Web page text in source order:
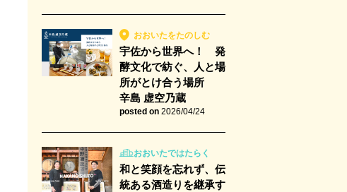
おおいたをたのしむ
宇佐から世界へ！ 発
酵文化で紡ぐ、人と場
所がとけ合う場所
辛島 虚空乃蔵
posted on 2026/04/24
おおいたではたらく
和と笑顔を忘れず、伝
統ある酒造りを継承す